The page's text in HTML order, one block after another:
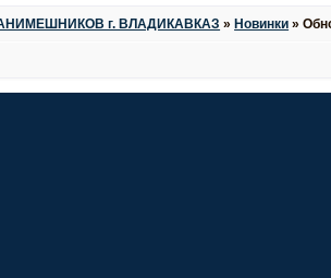
г. ВЛАДИКАВКАЗ » Новинки »